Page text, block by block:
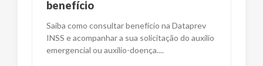
benefício
Saiba como consultar benefício na Dataprev
INSS e acompanhar a sua solicitação do auxílio
emergencial ou auxílio-doença....